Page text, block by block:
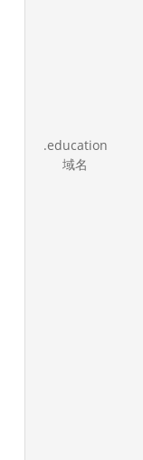
.education
域名